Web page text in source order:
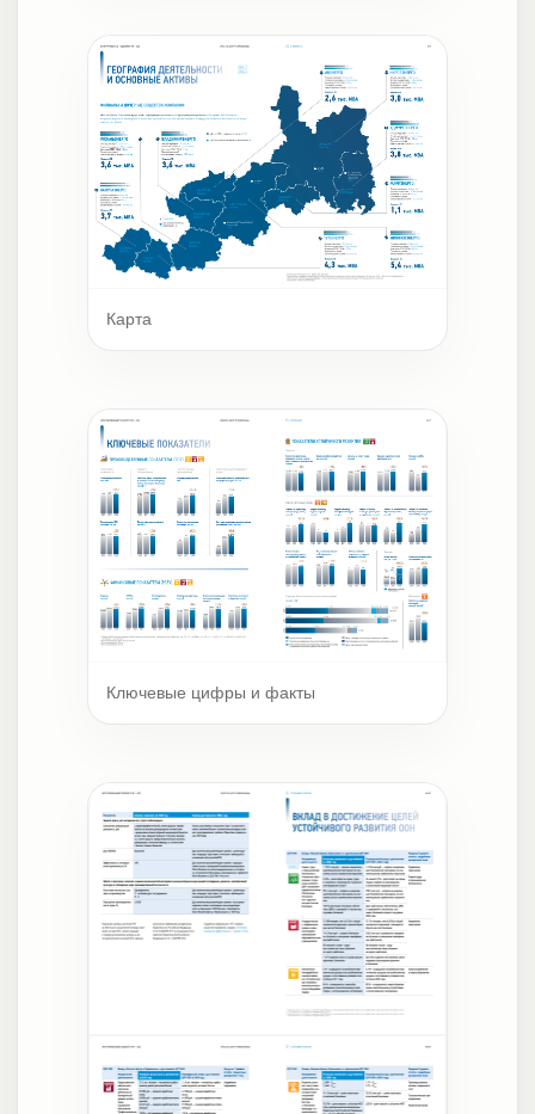
Карта
Ключевые цифры и факты